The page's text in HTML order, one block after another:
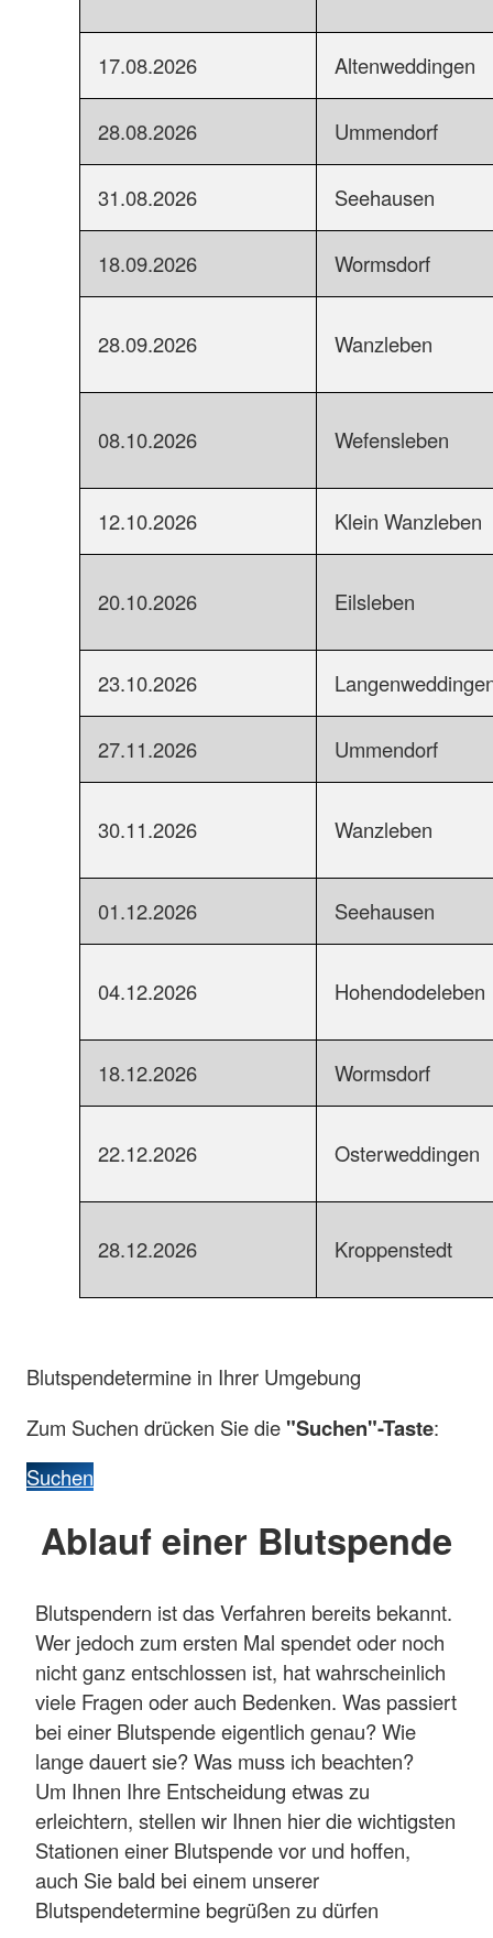
17.08.2026 Altenweddingen
28.08.2026 Ummendorf
31.08.2026 Seehausen
18.09.2026 Wormsdorf
28.09.2026 Wanzleben
08.10.2026 Wefensleben
12.10.2026 Klein Wanzleben
20.10.2026 Eilsleben
23.10.2026
27.11.2026 Ummendorf
30.11.2026 Wanzleben
01.12.2026 Seehausen
04.12.2026 Hohendodeleben
18.12.2026 Wormsdorf
22.12.2026 Osterweddingen
28.12.2026 Kroppenstedt
Blutspendetermine in Ihrer Umgebung
Zum Suchen drücken Sie die "Suchen"-Taste:
Suchen
Ablauf einer Blutspende
Blutspendern ist das Verfahren bereits bekannt.
Wer jedoch zum ersten Mal spendet oder noch
nicht ganz entschlossen ist, hat wahrscheinlich
viele Fragen oder auch Bedenken. Was passiert
bei einer Blutspende eigentlich genau? Wie
lange dauert sie? Was muss ich beachten?
Um Ihnen Ihre Entscheidung etwas zu
erleichtern, stellen wir Ihnen hier die wichtigsten
Stationen einer Blutspende vor und hoffen,
auch Sie bald bei einem unserer
Blutspendetermine begrüßen zu dürfen